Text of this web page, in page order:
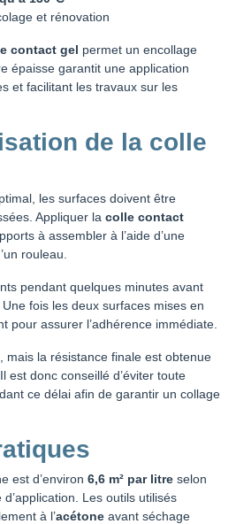
et rénovation
contact gel permet un encollage
épaisse garantit une application
et facilitant les travaux sur les
de la colle
les surfaces doivent être
Appliquer la colle contact
à assembler à l’aide d’une
rouleau.
pendant quelques minutes avant
fois les deux surfaces mises en
pour assurer l’adhérence immédiate.
mais la résistance finale est obtenue
. Il est donc conseillé d’éviter toute
ce délai afin de garantir un collage
est d’environ 6,6 m² par litre selon
Les outils utilisés
à l’acétone avant séchage